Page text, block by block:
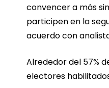
convencer a más
participen en la
acuerdo con
Alrededor del 57%
electores